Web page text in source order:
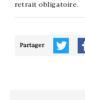
retrait obligatoire.
Partager